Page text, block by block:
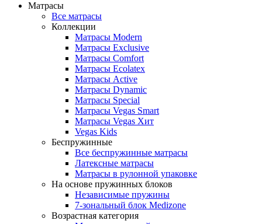
Матрасы
Все матрасы
Коллекции
Матрасы Modern
Матрасы Exclusive
Матрасы Comfort
Матрасы Ecolatex
Матрасы Active
Матрасы Dynamic
Матрасы Special
Матрасы Vegas Smart
Матрасы Vegas Хит
Vegas Kids
Беспружинные
Все беспружинные матрасы
Латексные матрасы
Матрасы в рулонной упаковке
На основе пружинных блоков
Независимые пружины
7-зональный блок Medizone
Возрастная категория